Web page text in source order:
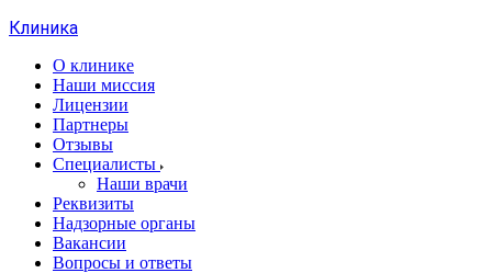
Клиника
О клинике
Наши миссия
Лицензии
Партнеры
Отзывы
Специалисты
Наши врачи
Реквизиты
Надзорные органы
Вакансии
Вопросы и ответы